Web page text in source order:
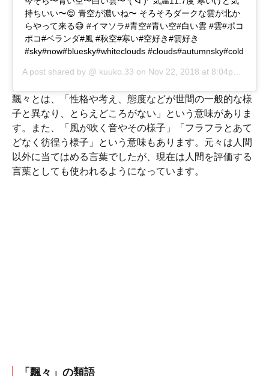
持ちいい〜😌 青空が濃いね〜 そろそろダークな雲が北か
らやって来る😅 #イマソラ#青空#青い空#白い雲 #雲#ポコ
ポコ#ベランダ#風 #秋空#寒い#空好き#雲好き
#sky#now#bluesky#whiteclouds #clouds#autumnsky#cold
A post shared by @ kuuko.33 on Nov 22, 2018 at 8:04pm PST
飄々とは、「性格や考え、態度などが世間の一般的な様
子と異なり、とらえどころがない」という意味がありま
す。また、「風が吹く音やその様子」「フラフラとあて
どなく彷徨う様子」という意味もあります。元々は人間
以外に当てはめる言葉でしたが、現在は人間を評価する
言葉としても使われるようになっています。
「飄々」の類語